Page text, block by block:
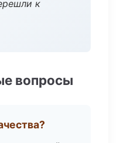
к
вопросы